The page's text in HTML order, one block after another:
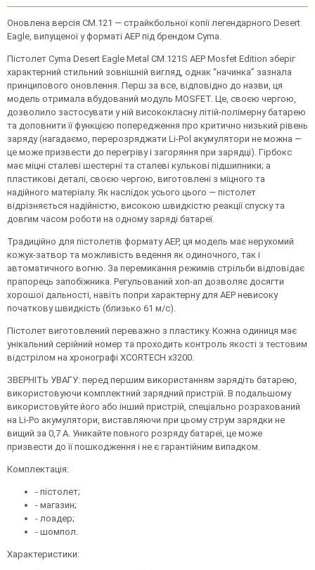
Оновлена версія CM.121 — страйкбольної копії легендарного Desert
Eagle, випущеної у форматі AEP під брендом Cyma.
Пістолет Cyma Desert Eagle Metal CM.121S AEP Mosfet Edition зберіг
характерний стильний зовнішній вигляд, однак “начинка” зазнала
принципового оновлення. Перш за все, відповідно до назви, ця
модель отримала вбудований модуль MOSFET. Це, своєю чергою,
дозволило застосувати у ній висококласну літій-полімерну батарею
та доповнити її функцією попередження про критично низький рівень
заряду (нагадаємо, перерозряджати Li-Pol акумулятори не можна —
це може призвести до перегріву і загоряння при зарядці). Гірбокс
має міцні сталеві шестерні та сталеві кулькові підшипники; а
пластикові деталі, своєю чергою, виготовлені з міцного та
надійного матеріалу. Як наслідок усього цього — пістолет
відрізняється надійністю, високою швидкістю реакції спуску та
довгим часом роботи на одному заряді батареї.
Традиційно для пістолетів формату AEP, ця модель має нерухомий
кожух-затвор та можливість ведення як одиночного, так і
автоматичного вогню. За перемикання режимів стрільби відповідає
прапорець запобіжника. Регульований хоп-ап дозволяє досягти
хорошої дальності, навіть попри характерну для AEP невисоку
початкову швидкість (близько 61 м/с).
Пістолет виготовлений переважно з пластику. Кожна одиниця має
унікальний серійний номер та проходить контроль якості з тестовим
відстрілом на хронографі XCORTECH x3200.
ЗВЕРНІТЬ УВАГУ: перед першим використанням зарядіть батарею,
використовуючи комплектний зарядний пристрій. В подальшому
використовуйте його або інший пристрій, спеціально розрахований
на Li-Po акумулятори, виставляючи при цьому струм зарядки не
вищий за 0,7 А. Уникайте повного розряду батареї, це може
призвести до її пошкодження і не є гарантійним випадком.
Комплектація:
- пістолет;
- магазин;
- лоадер;
- шомпол.
Характеристики: